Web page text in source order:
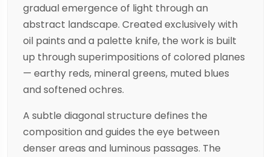
gradual emergence of light through an
abstract landscape. Created exclusively with
oil paints and a palette knife, the work is built
up through superimpositions of colored planes
— earthy reds, mineral greens, muted blues
and softened ochres.
A subtle diagonal structure defines the
composition and guides the eye between
denser areas and luminous passages. The